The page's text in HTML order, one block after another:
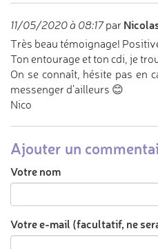
11/05/2020 à 08:17par
Très beau témoignage!
Ton entourage et ton cdi, je
On se connaît, hésite pas en
messenger d’ailleurs 😊
Nico
Ajouter un
Votre nom
Votre e-mail (facultatif, ne